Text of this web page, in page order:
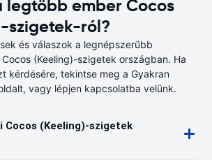
legtöbb ember Cocos
szigetek-ról?
és válaszok a legnépszerűbb
(Keeling)-szigetek országban. Ha
kérdésére, tekintse meg a Gyakran
vagy lépjen kapcsolatba velünk.
Cocos (Keeling)-szigetek